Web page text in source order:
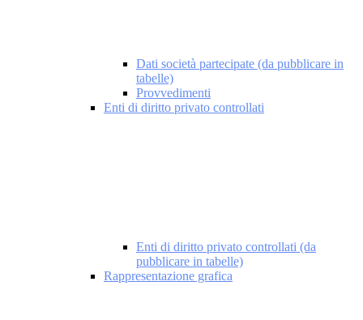
Dati società partecipate (da pubblicare in
tabelle)
Provvedimenti
Enti di diritto privato controllati
Enti di diritto privato controllati (da
pubblicare in tabelle)
Rappresentazione grafica